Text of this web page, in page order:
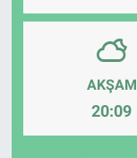
AKŞAM
20:09